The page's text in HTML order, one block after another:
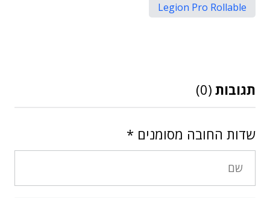
Legion Pro Rollable
תגובות (0)
שדות החובה מסומנים *